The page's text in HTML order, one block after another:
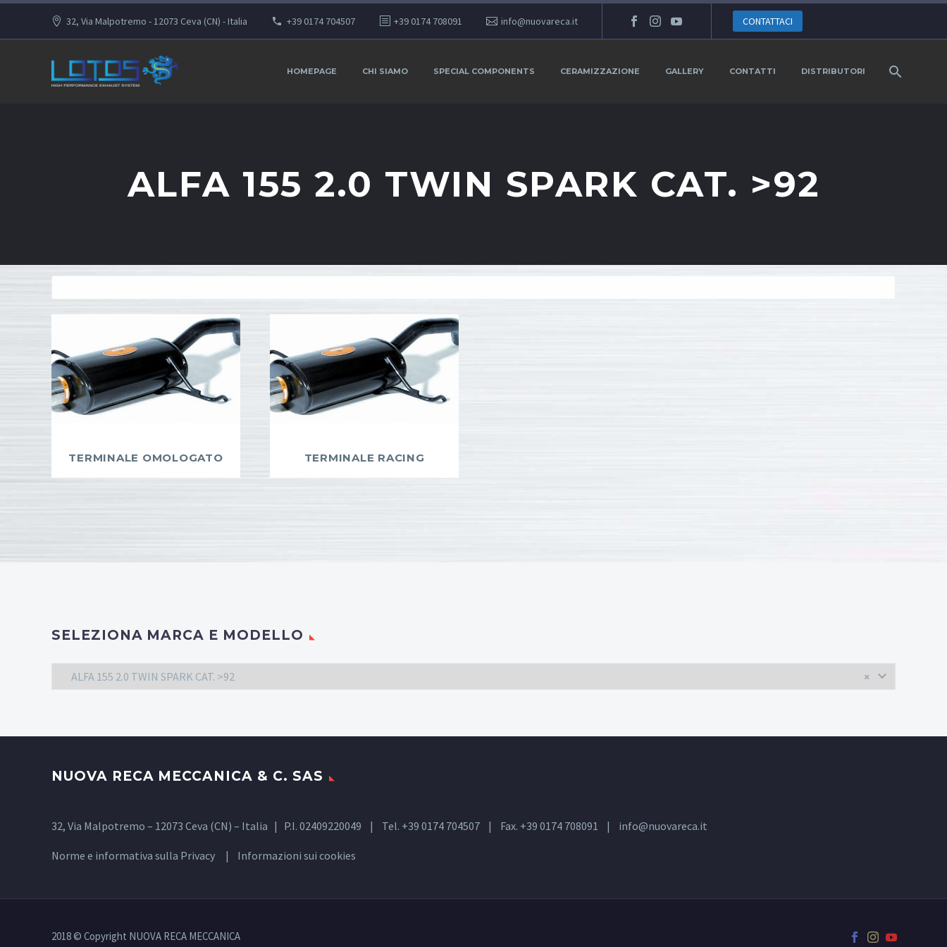
32, Via Malpotremo - 12073 Ceva (CN) - Italia +39 0174 704507 +39 0174 708091 info@nuovareca.it CONTATTACI
HOMEPAGE CHI SIAMO SPECIAL COMPONENTS CERAMIZZAZIONE GALLERY CONTATTI DISTRIBUTORI
ALFA 155 2.0 TWIN SPARK CAT. >92
TERMINALE OMOLOGATO TERMINALE RACING
SELEZIONA MARCA E MODELLO
×
ALFA 155 2.0 TWIN SPARK CAT. >92
NUOVA RECA MECCANICA & C. SAS
32, Via Malpotremo – 12073 Ceva (CN) – Italia | P.I. 02409220049 | Tel. +39 0174 704507 | Fax. +39 0174 708091 | info@nuovareca.it
Norme e informativa sulla Privacy | Informazioni sui cookies
2018 © Copyright NUOVA RECA MECCANICA